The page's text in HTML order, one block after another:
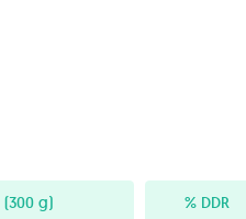
(300 g) % DDR